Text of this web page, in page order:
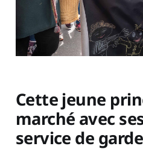
Cette jeune
marché avec
service de garde